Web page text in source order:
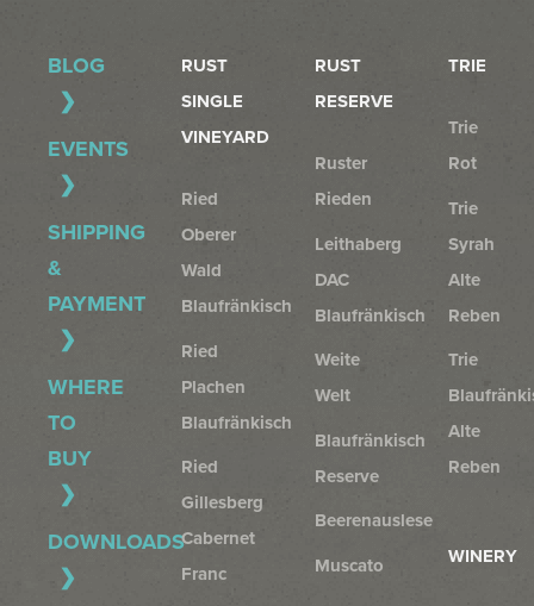
BLOG
EVENTS
SHIPPING
&
PAYMENT
WHERE
TO
BUY
DOWNLOADS
RUST
SINGLE
VINEYARD
Ried
Oberer
Wald
Blaufränkisch
Ried
Plachen
Blaufränkisch
Ried
Gillesberg
Cabernet
Franc
RUST
RESERVE
Ruster
Rieden
Leithaberg
DAC
Blaufränkisch
Weite
Welt
Blaufränkisch
Reserve
Beerenauslese
Muscato
TRIE
Trie
Rot
Trie
Syrah
Alte
Reben
Trie
Alte
Reben
WINERY